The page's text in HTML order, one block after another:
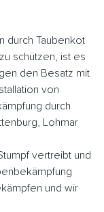
durch Taubenkot
schützen, ist es
den Besatz mit
von
durch
Lohmar
vertreibt und
und wir